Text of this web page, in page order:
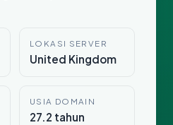
LOKASI SERVER
United Kingdom
USIA DOMAIN
27.2 tahun